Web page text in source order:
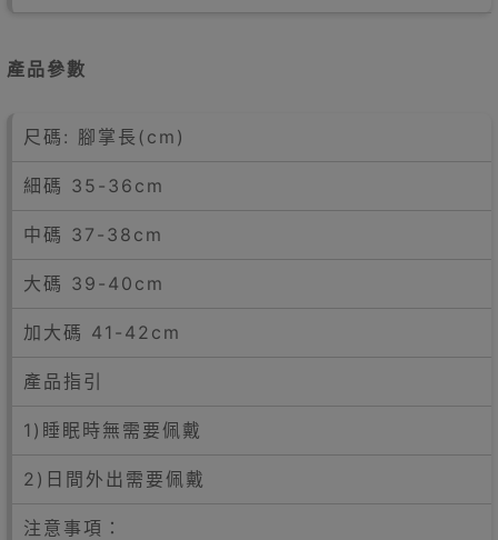
產品參數
尺碼: 腳掌長(cm)
細碼 35-36cm
中碼 37-38cm
大碼 39-40cm
加大碼 41-42cm
產品指引
1)睡眠時無需要佩戴
2)日間外出需要佩戴
注意事項：